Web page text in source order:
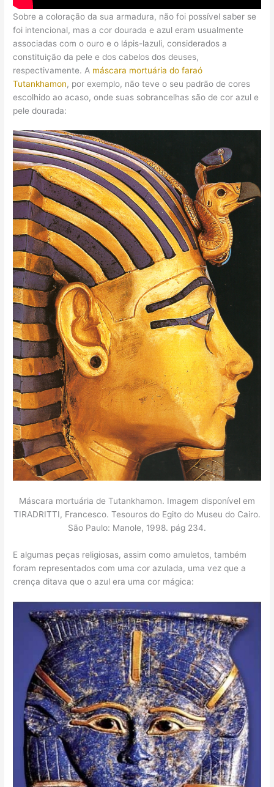
Sobre a coloração da sua armadura, não foi possível saber se
foi intencional, mas a cor dourada e azul eram usualmente
associadas com o ouro e o lápis-lazuli, considerados a
constituição da pele e dos cabelos dos deuses,
respectivamente. A máscara mortuária do faraó
Tutankhamon, por exemplo, não teve o seu padrão de cores
escolhido ao acaso, onde suas sobrancelhas são de cor azul e
pele dourada:
Máscara mortuária de Tutankhamon. Imagem disponível em
TIRADRITTI, Francesco. Tesouros do Egito do Museu do Cairo.
São Paulo: Manole, 1998. pág 234.
E algumas peças religiosas, assim como amuletos, também
foram representados com uma cor azulada, uma vez que a
crença ditava que o azul era uma cor mágica: